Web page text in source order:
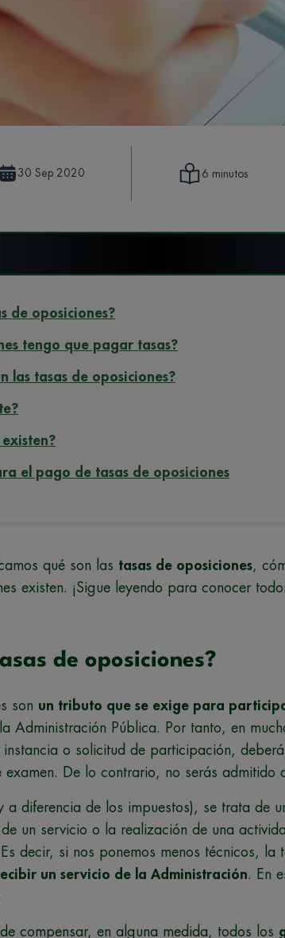
30 Sep 2020 6 minutos
de oposiciones?
tengo que pagar tasas?
las tasas de oposiciones?
el pago de tasas de oposiciones
qué son las tasas de oposiciones,
existen. ¡Sigue leyendo para conocer
de oposiciones?
son un tributo que se exige para
Administración Pública. Por tanto, en
instancia o solicitud de participación,
examen. De lo contrario, no serás admitido
a diferencia de los impuestos), se trata de
un servicio o la realización de una
decir, si nos ponemos menos técnicos, la
un servicio de la Administración. En
compensar, en alguna medida, todos los